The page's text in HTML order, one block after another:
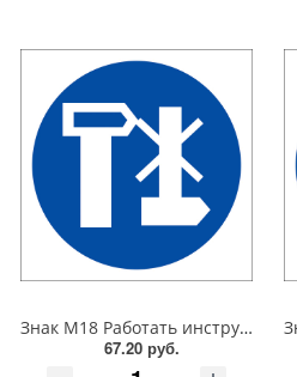
Знак M18 Работать инструментом не дающим искры. 200x200 мм. пластик 2 мм
67.20 руб.